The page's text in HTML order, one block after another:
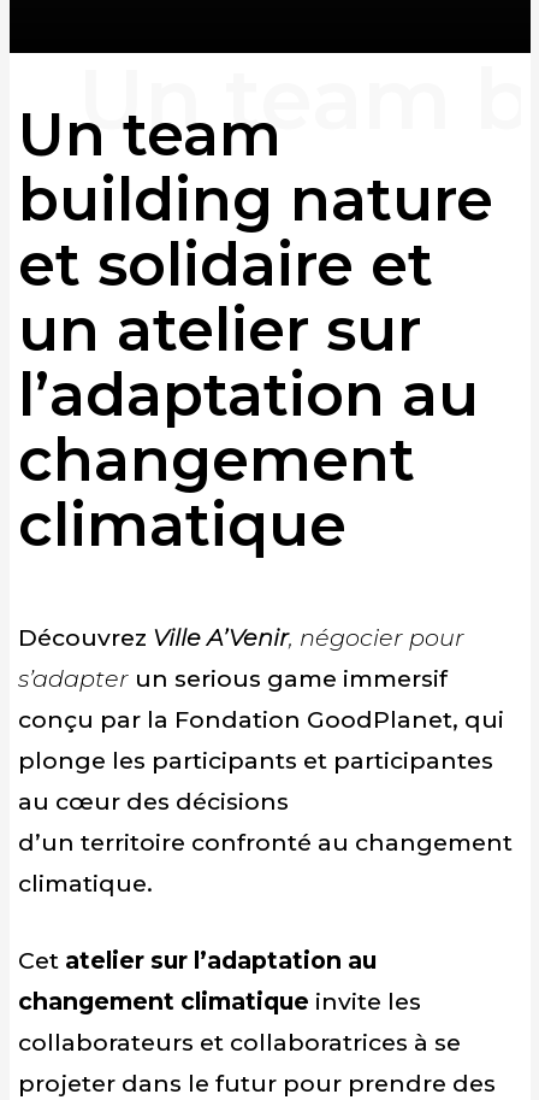
Un team
building nature
et solidaire et
un atelier sur
l’adaptation au
changement
climatique
Découvrez Ville A’Venir, négocier pour
s’adapter un serious game immersif
conçu par la Fondation GoodPlanet, qui
plonge les participants et participantes
au cœur des décisions
d’un territoire confronté au changement
climatique.
Cet atelier sur l’adaptation au
changement climatique invite les
collaborateurs et collaboratrices à se
projeter dans le futur pour prendre des